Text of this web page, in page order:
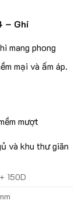
– Ghi
mang phong
mại và ấm áp.
mượt
và khu thư giãn
150D